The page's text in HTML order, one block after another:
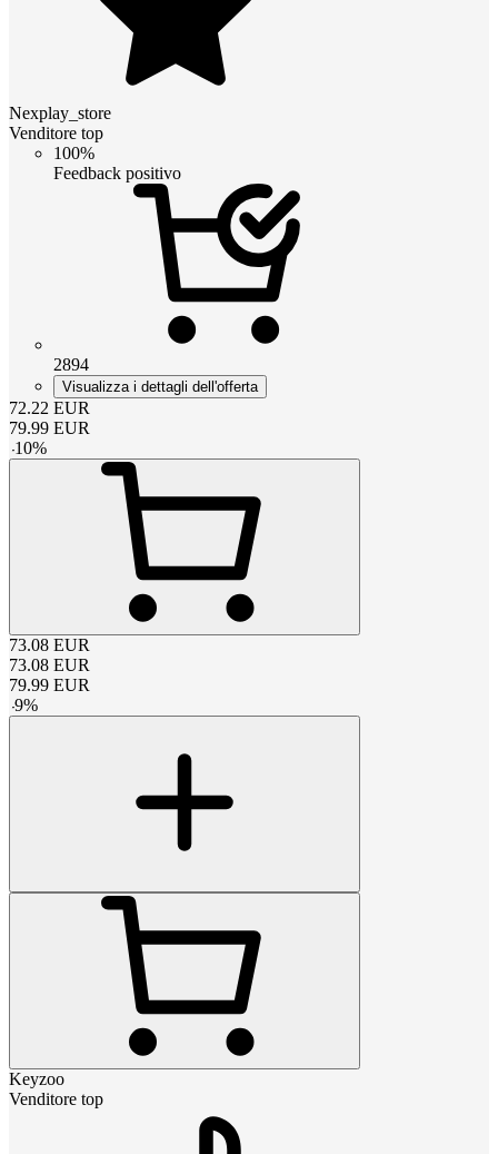
Nexplay_store
Venditore top
100%
Feedback positivo
2894
Visualizza i dettagli dell'offerta
72.22 EUR
79.99 EUR
-10%
73.08 EUR
73.08 EUR
79.99 EUR
-9%
Keyzoo
Venditore top